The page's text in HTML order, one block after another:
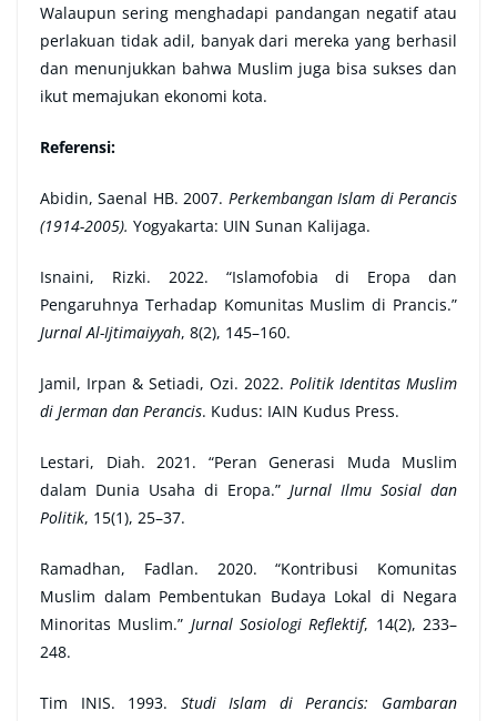
Walaupun sering menghadapi pandangan negatif atau
perlakuan tidak adil, banyak dari mereka yang berhasil
dan menunjukkan bahwa Muslim juga bisa sukses dan
ikut memajukan ekonomi kota.
Referensi:
Abidin, Saenal HB. 2007. Perkembangan Islam di Perancis
(1914-2005). Yogyakarta: UIN Sunan Kalijaga.
Isnaini, Rizki. 2022. “Islamofobia di Eropa dan
Pengaruhnya Terhadap Komunitas Muslim di Prancis.”
Jurnal Al-Ijtimaiyyah, 8(2), 145–160.
Jamil, Irpan & Setiadi, Ozi. 2022. Politik Identitas Muslim
di Jerman dan Perancis. Kudus: IAIN Kudus Press.
Lestari, Diah. 2021. “Peran Generasi Muda Muslim
dalam Dunia Usaha di Eropa.” Jurnal Ilmu Sosial dan
Politik, 15(1), 25–37.
Ramadhan, Fadlan. 2020. “Kontribusi Komunitas
Muslim dalam Pembentukan Budaya Lokal di Negara
Minoritas Muslim.” Jurnal Sosiologi Reflektif, 14(2), 233–
248.
Tim INIS. 1993. Studi Islam di Perancis: Gambaran